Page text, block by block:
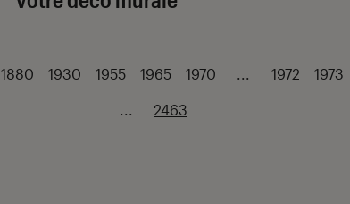
1880 1930 1955 1965 1970 ... 1972 1973
... 2463